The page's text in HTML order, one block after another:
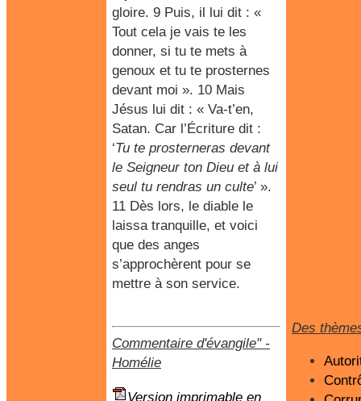
gloire. 9 Puis, il lui dit : «
Tout cela je vais te les
donner, si tu te mets à
genoux et tu te prosternes
devant moi ». 10 Mais
Jésus lui dit : « Va-t’en,
Satan. Car l’Écriture dit :
‘Tu te prosterneras devant
le Seigneur ton Dieu et à lui
seul tu rendras un culte’ ».
11 Dès lors, le diable le
laissa tranquille, et voici
que des anges
s’approchèrent pour se
mettre à son service.
Commentaire d'évangile"-
Homélie
Version imprimable en
Des